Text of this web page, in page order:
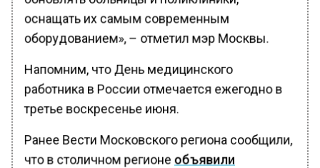
оснащать их самым современным
оборудованием», – отметил мэр Москвы.
Напомним, что День медицинского
работника в России отмечается ежегодно в
третье воскресенье июня.
Ранее Вести Московского региона сообщили,
что в столичном регионе объявили